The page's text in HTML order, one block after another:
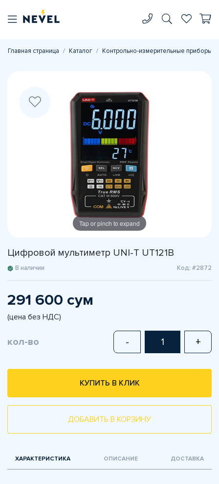
Главная страница Каталог Контрольно-измерительные приборы
Tap or pinch to expand
Цифровой мультиметр UNI-T UT121B
В наличии Код: #2872
291 600 сум
(цена без НДС)
кол-во - +
КУПИТЬ В КЛИК
ДОБАВИТЬ В КОРЗИНУ
ХАРАКТЕРИСТИКА ОПИСАНИЕ ДОСТАВКА